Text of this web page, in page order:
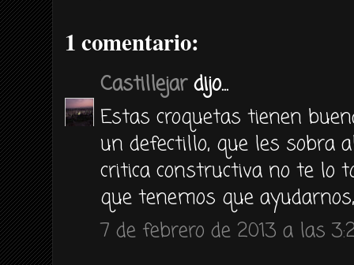
1 comentario:
Castillejardijo...
Estas croquetas tienen
un defectillo, que les sobra
critica constructiva no te lo
que tenemos que
7 de febrero de 2013 a las